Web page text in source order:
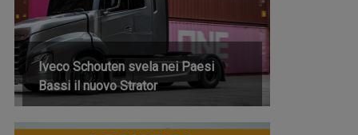
Iveco Schouten svela nei Paesi
Bassi il nuovo Strator